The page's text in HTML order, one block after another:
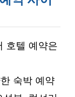
호텔 예약은
숙박 예약